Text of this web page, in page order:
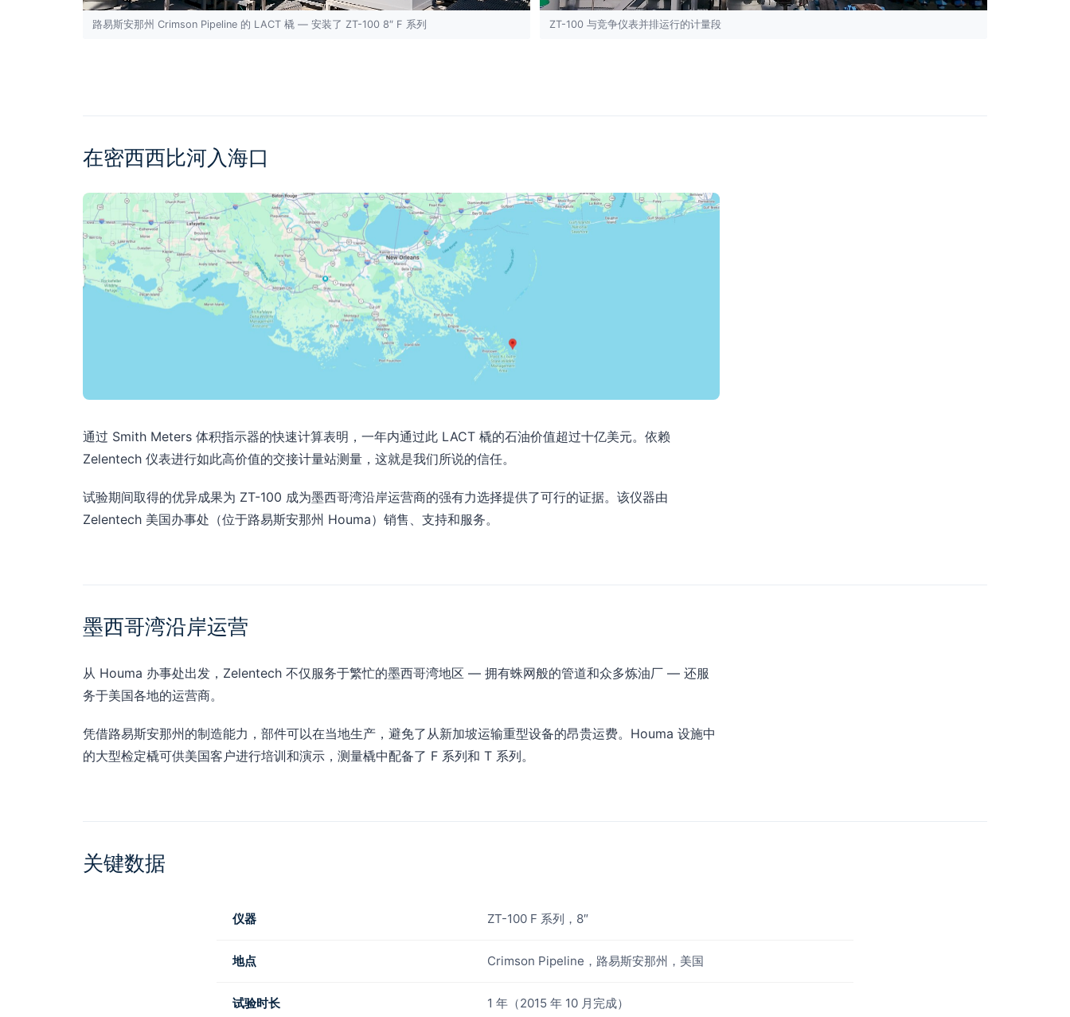
路易斯安那州 Crimson Pipeline 的 LACT 橇 — 安装了 ZT-100 8″ F 系列 ZT-100 与竞争仪表并排运行的计量段
在密西西比河入海口
通过 Smith Meters 体积指示器的快速计算表明，一年内通过此 LACT 橇的石油价值超过十亿美元。依赖
Zelentech 仪表进行如此高价值的交接计量站测量，这就是我们所说的信任。
试验期间取得的优异成果为 ZT-100 成为墨西哥湾沿岸运营商的强有力选择提供了可行的证据。该仪器由
Zelentech 美国办事处（位于路易斯安那州 Houma）销售、支持和服务。
墨西哥湾沿岸运营
从 Houma 办事处出发，Zelentech 不仅服务于繁忙的墨西哥湾地区 — 拥有蛛网般的管道和众多炼油厂 — 还服
务于美国各地的运营商。
凭借路易斯安那州的制造能力，部件可以在当地生产，避免了从新加坡运输重型设备的昂贵运费。Houma 设施中
的大型检定橇可供美国客户进行培训和演示，测量橇中配备了 F 系列和 T 系列。
关键数据
仪器 ZT-100 F 系列，8″
地点 Crimson Pipeline，路易斯安那州，美国
试验时长 1 年（2015 年 10 月完成）